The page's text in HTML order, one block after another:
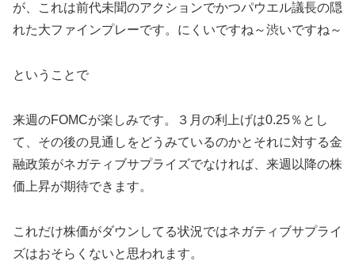
が、これは前代未聞のアクションでかつパウエル議長の隠
れた大ファインプレーです。にくいですね～渋いですね～
ということで
来週のFOMCが楽しみです。３月の利上げは0.25％とし
て、その後の見通しをどうみているのかとそれに対する金
融政策がネガティブサプライズでなければ、来週以降の株
価上昇が期待できます。
これだけ株価がダウンしてる状況ではネガティブサプライ
ズはおそらくないと思われます。